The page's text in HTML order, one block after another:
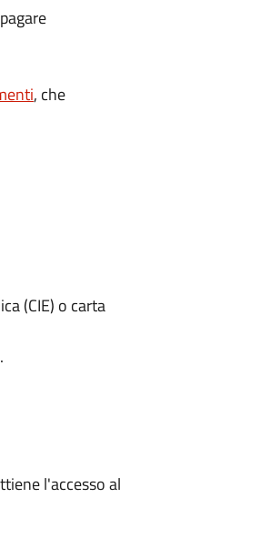
, che
(CIE) o carta
l'accesso al